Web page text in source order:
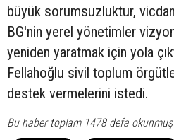
büyük sorumsuzluktur,
BG'nin yerel yönetimler
yeniden yaratmak için yola
Fellahoğlu sivil toplum
destek vermelerini istedi.
Bu haber toplam 1478 defa